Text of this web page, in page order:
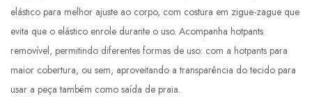
elástico para melhor ajuste ao corpo, com costura em zigue-zague que
evita que o elástico enrole durante o uso. Acompanha hotpants
removível, permitindo diferentes formas de uso: com a hotpants para
maior cobertura, ou sem, aproveitando a transparência do tecido para
usar a peça também como saída de praia.